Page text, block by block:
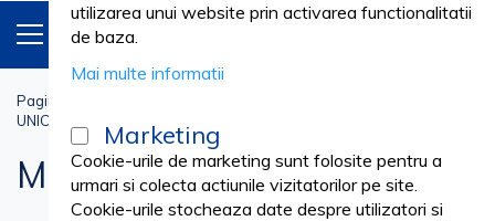
PRODUSE
Pagina principala
UNICA FOLOSINTA NETESUT - Igiena
Masti Medicale - Igiena
utilizarea unui website prin activarea functionalitatii
de baza.
Mai multe informatii
Marketing
Cookie-urile de marketing sunt folosite pentru a
urmari si colecta actiunile vizitatorilor pe site.
Cookie-urile stocheaza date despre utilizatori si